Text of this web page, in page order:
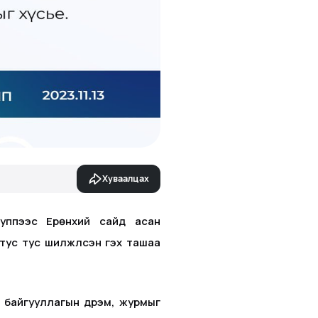
Хуваалцах
Ерөнхий сайд асан
тус шилжүүлсэн гэх ташаа
дүрэм, журмыг